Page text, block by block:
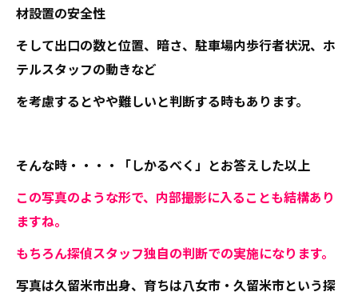
材設置の安全性
そして出口の数と位置、暗さ、駐車場内歩行者状況、ホ
テルスタッフの動きなど
を考慮するとやや難しいと判断する時もあります。
そんな時・・・・「しかるべく」とお答えした以上
この写真のような形で、内部撮影に入ることも結構あり
ますね。
もちろん探偵スタッフ独自の判断での実施になります。
写真は久留米市出身、育ちは八女市・久留米市という探